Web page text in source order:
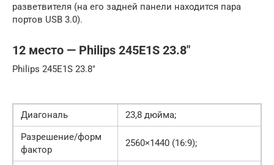
разветвителя (на его задней панели находится пара
портов USB 3.0).
12 место — Philips 245E1S 23.8″
Philips 245E1S 23.8″
Диагональ
23,8 дюйма;
Разрешение/форм
фактор
2560×1440 (16:9);